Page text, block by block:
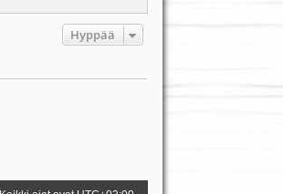
Hyppää